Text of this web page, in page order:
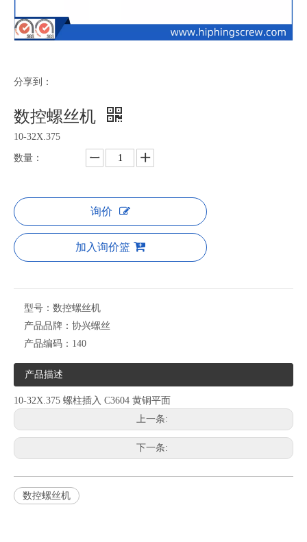
分享到：
数控螺丝机
10-32X.375
数量：
询价
加入询价篮
型号： 数控螺丝机
产品品牌： 协兴螺丝
产品编码： 140
产品描述
10-32X.375 螺柱插入 C3604 黄铜平面
上一条:
下一条:
数控螺丝机